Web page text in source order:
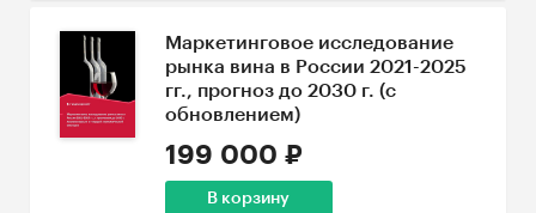
Маркетинговое исследование
рынка вина в России 2021-2025
гг., прогноз до 2030 г. (с
обновлением)
199 000 ₽
В корзину